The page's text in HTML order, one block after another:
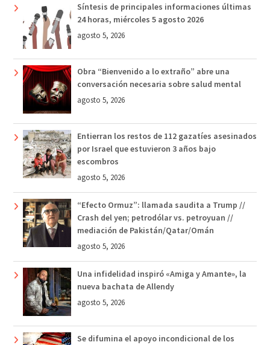
Síntesis de principales informaciones últimas
24 horas, miércoles 5 agosto 2026
agosto 5, 2026
Obra “Bienvenido a lo extraño” abre una
conversación necesaria sobre salud mental
agosto 5, 2026
Entierran los restos de 112 gazatíes asesinados
por Israel que estuvieron 3 años bajo
escombros
agosto 5, 2026
“Efecto Ormuz”: llamada saudita a Trump //
Crash del yen; petrodólar vs. petroyuan //
mediación de Pakistán/Qatar/Omán
agosto 5, 2026
Una infidelidad inspiró «Amiga y Amante», la
nueva bachata de Allendy
agosto 5, 2026
Se difumina el apoyo incondicional de los